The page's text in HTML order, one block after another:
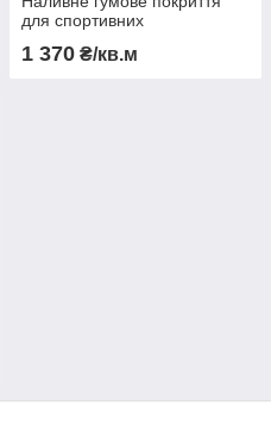
для спортивних
мм
1 370 ₴/кв.м